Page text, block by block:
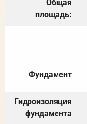
Общая
площадь:
Фундамент
Гидроизоляция
фундамента